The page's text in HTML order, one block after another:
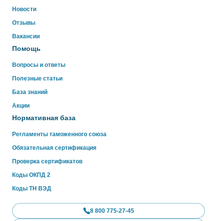
Новости
Отзывы
Вакансии
Помощь
Вопросы и ответы
Полезные статьи
База знаний
Акции
Нормативная база
Регламенты таможенного союза
Обязательная сертификация
Проверка сертификатов
Коды ОКПД 2
Коды ТН ВЭД
8 800 775-27-45